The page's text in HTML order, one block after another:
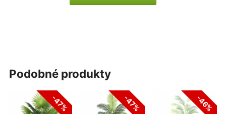
podobné produkty
-47% -47% -46%